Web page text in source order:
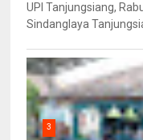
UPI Tanjungsiang,
Sindanglaya
3